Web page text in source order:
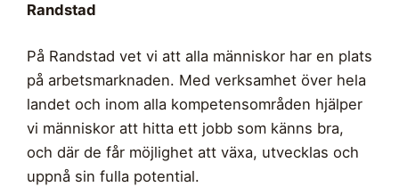
Randstad
På Randstad vet vi att alla människor har en plats
på arbetsmarknaden. Med verksamhet över hela
landet och inom alla kompetensområden hjälper
vi människor att hitta ett jobb som känns bra,
och där de får möjlighet att växa, utvecklas och
uppnå sin fulla potential.